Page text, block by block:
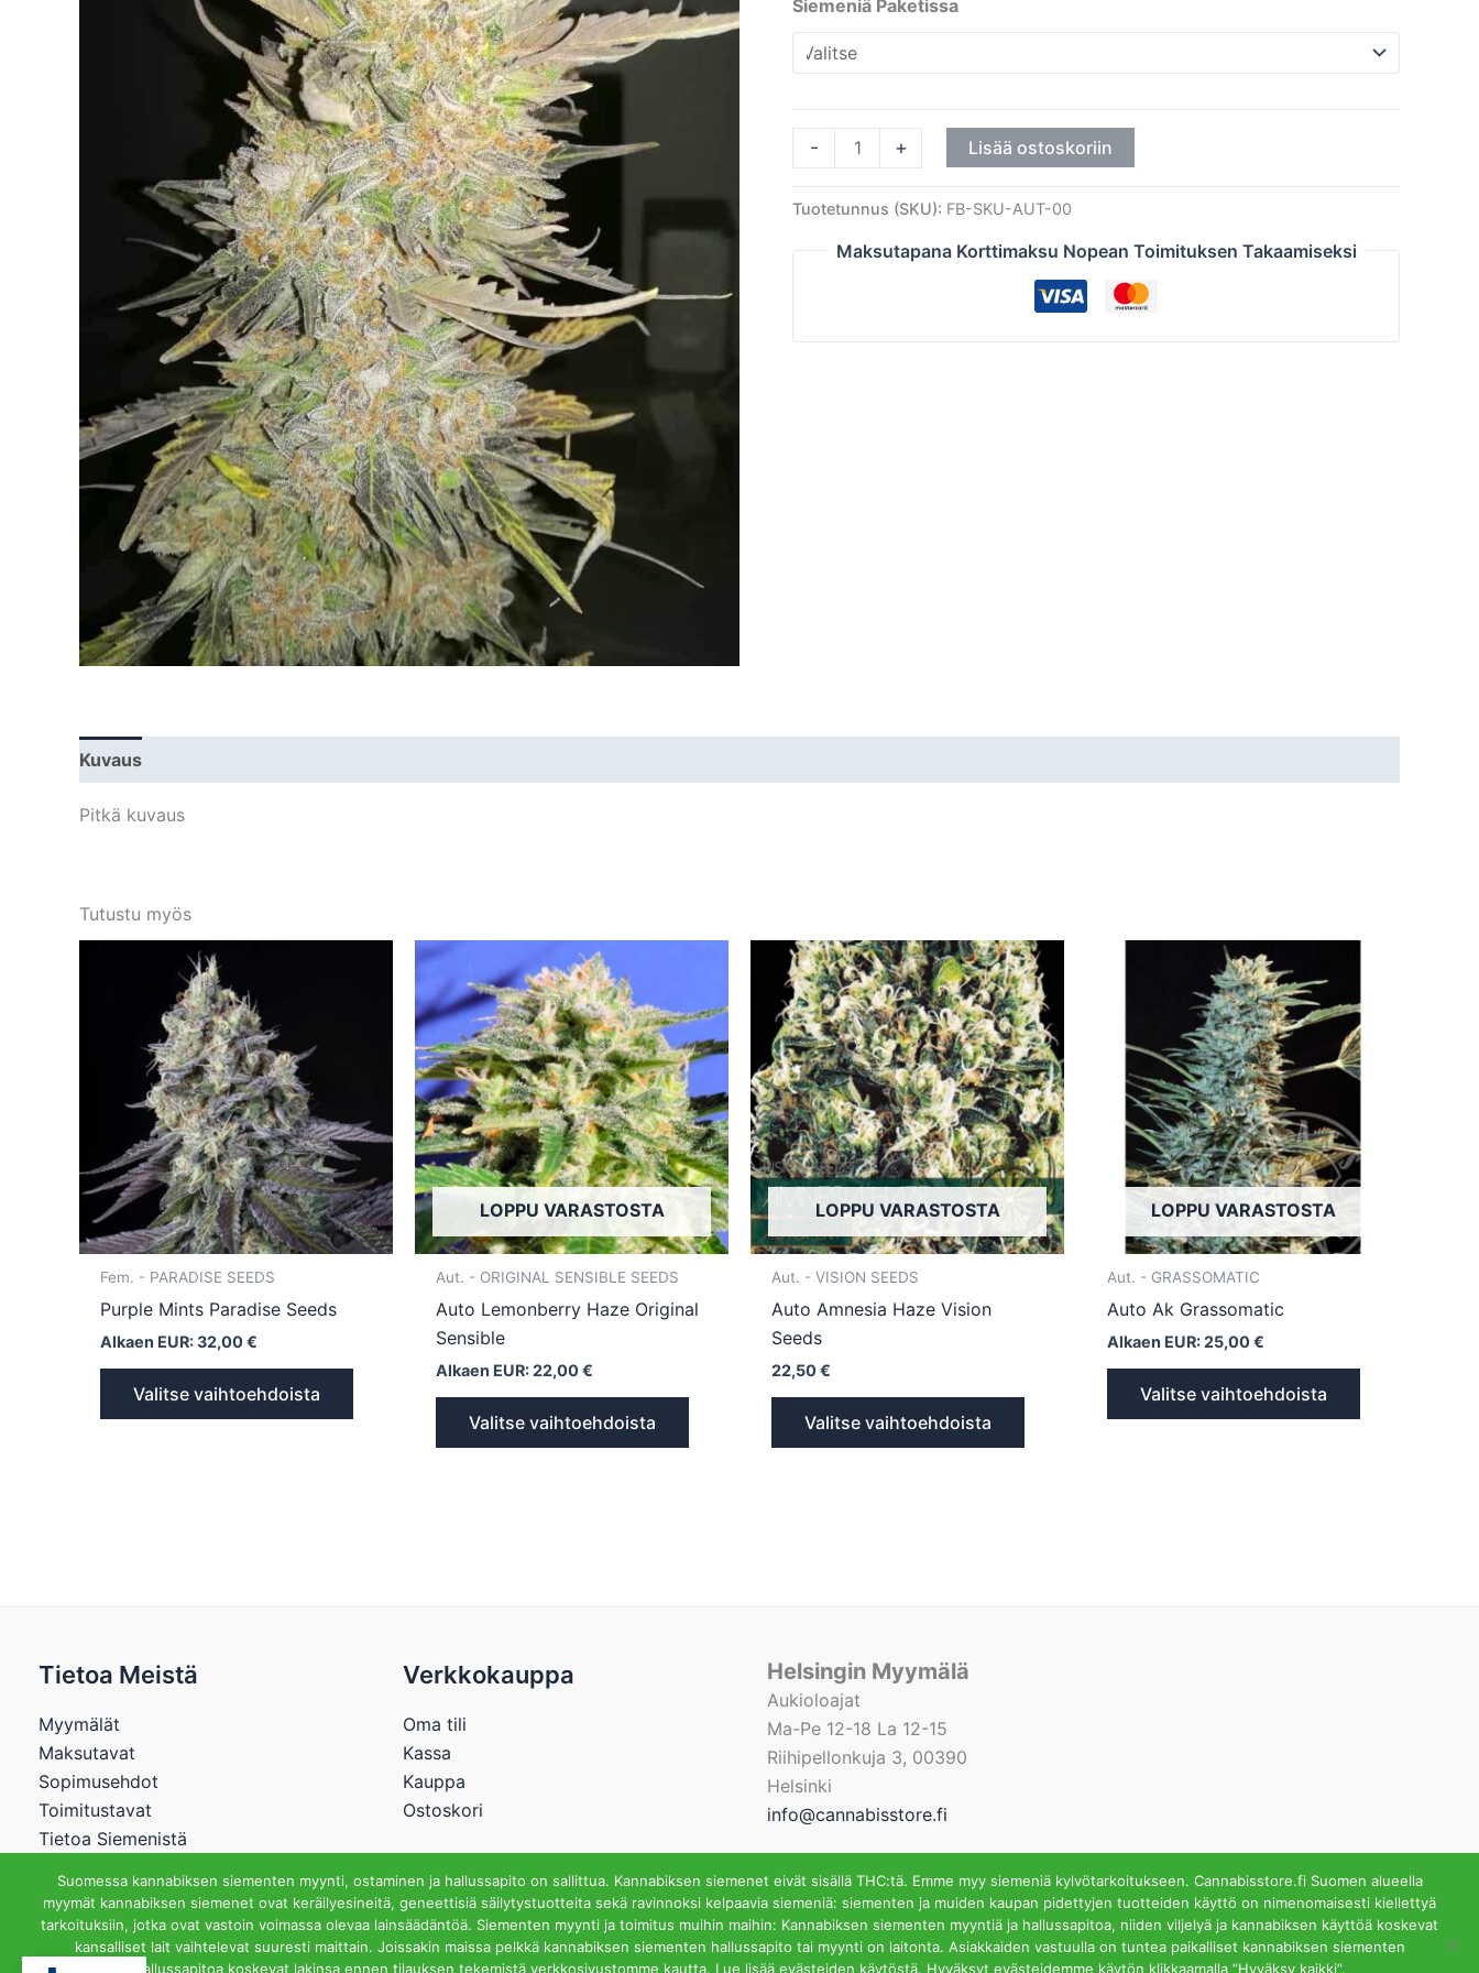
Siemeniä Paketissa
- + Lisää ostoskoriin
Tuotetunnus (SKU): FB-SKU-AUT-00
Maksutapana Korttimaksu Nopean Toimituksen Takaamiseksi
Kuvaus
Pitkä kuvaus
Tutustu myös
Fem. - PARADISE SEEDS
Purple Mints Paradise Seeds
Alkaen EUR:32,00€
Valitse vaihtoehdoista
useampi
muunnelma.
tehdä
valinnat
tuotteen
sivulla.
LOPPU VARASTOSTA
Aut. - ORIGINAL SENSIBLE SEEDS
Auto Lemonberry Haze Original
Sensible
Alkaen EUR:22,00€
Valitse vaihtoehdoista
on
useampi
muunnelma.
Voit
tehdä
valinnat
tuotteen
sivulla.
LOPPU VARASTOSTA
Aut. - VISION SEEDS
Auto Amnesia Haze Vision
Seeds
22,50€
Valitse vaihtoehdoista
Tällä
tuotteella
on
useampi
muunnelma.
Voit
tehdä
valinnat
tuotteen
sivulla.
LOPPU VARASTOSTA
Aut. - GRASSOMATIC
Auto Ak Grassomatic
Alkaen EUR:25,00€
Valitse vaihtoehdoista
on
useampi
muunnelma.
valinnat
tuotteen
Tietoa Meistä
Myymälät
Maksutavat
Sopimusehdot
Toimitustavat
Tietoa Siemenistä
Verkkokauppa
Oma tili
Kassa
Kauppa
Ostoskori
Helsingin Myymälä
Aukioloajat
Ma-Pe 12-18 La 12-15
Riihipellonkuja 3, 00390
Helsinki
info@cannabisstore.fi
Cannabisstore.fi | Kannabiksen Siemeniä Verkkokaupasta ja Kivijalkamyymälästä. Helsinki
Suomessa kannabiksen siementen myynti, ostaminen ja hallussapito on sallittua. Kannabiksen siemenet eivät sisällä THC:tä. Emme myy siemeniä kylvötarkoitukseen. Cannabisstore.fi Suomen alueella
myymät kannabiksen siemenet ovat keräilyesineitä, geneettisiä säilytystuotteita sekä ravinnoksi kelpaavia siemeniä: siementen ja muiden kaupan pidettyjen tuotteiden käyttö on nimenomaisesti kiellettyä
tarkoituksiin, jotka ovat vastoin voimassa olevaa lainsäädäntöä. Siementen myynti ja toimitus muihin maihin: Kannabiksen siementen myyntiä ja hallussapitoa, niiden viljelyä ja kannabiksen käyttöä koskevat
kansalliset lait vaihtelevat suuresti maittain. Joissakin maissa pelkkä kannabiksen siementen hallussapito tai myynti on laitonta. Asiakkaiden vastuulla on tuntea paikalliset kannabiksen siementen
hallussapitoa koskevat lakinsa ennen tilauksen tekemistä verkkosivustomme kautta. Lue lisää evästeiden käytöstä. Hyväksyt evästeidemme käytön klikkaamalla ”Hyväksy kaikki”.